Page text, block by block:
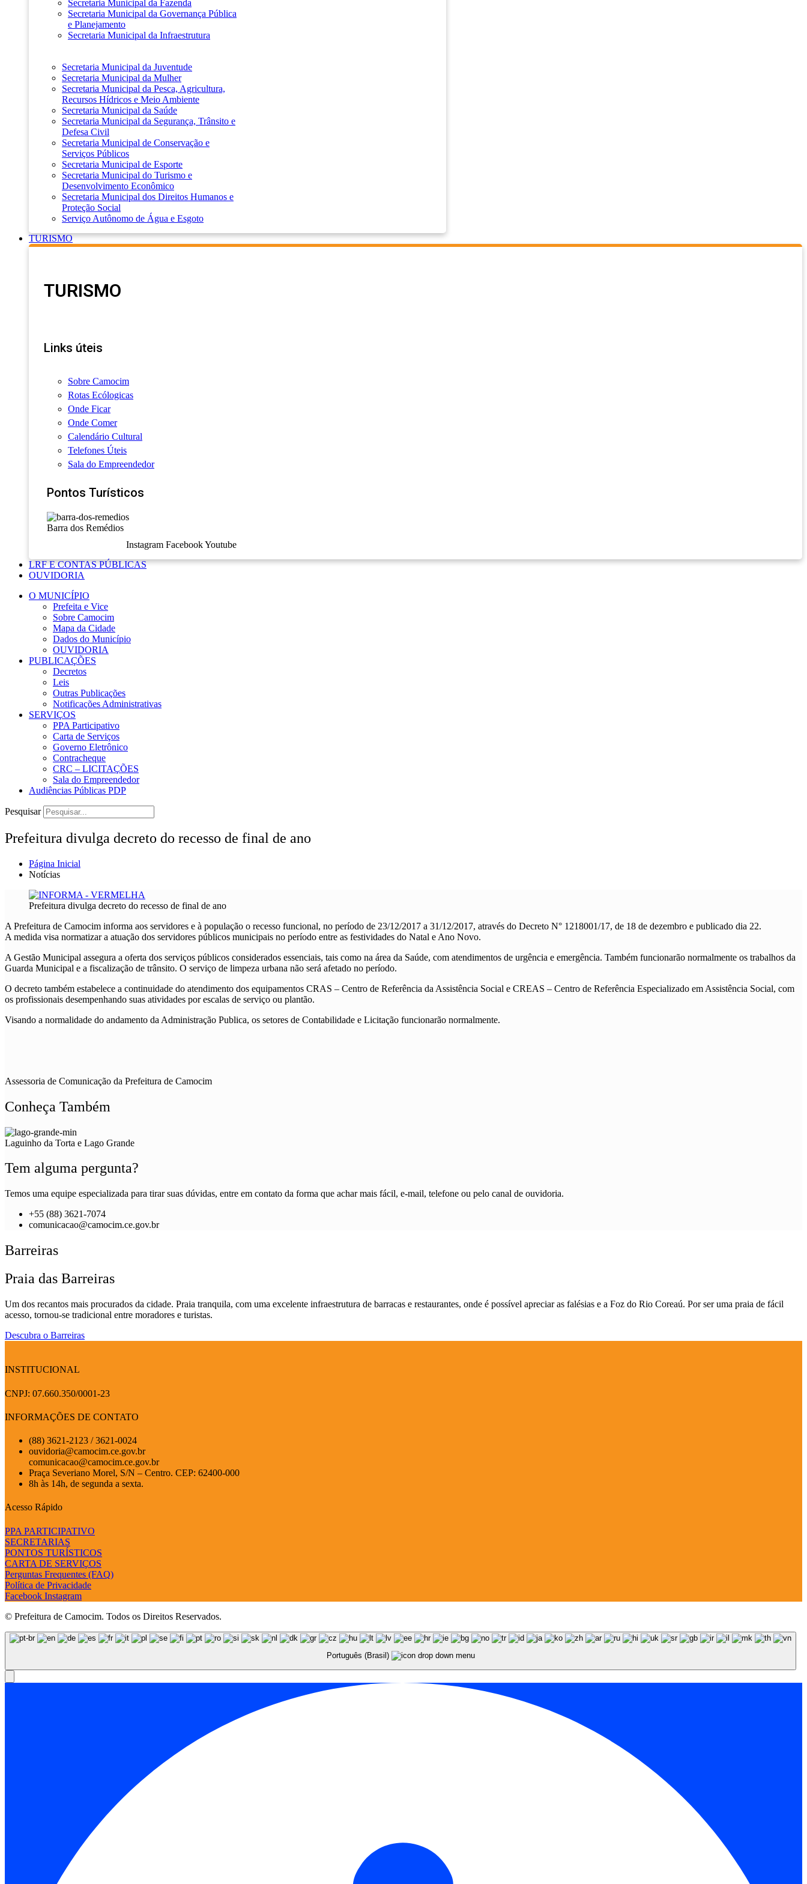
Secretaria Municipal da Fazenda
Secretaria Municipal da Governança Pública
e Planejamento
Secretaria Municipal da Infraestrutura
Secretaria Municipal da Juventude
Secretaria Municipal da Mulher
Secretaria Municipal da Pesca, Agricultura,
Recursos Hídricos e Meio Ambiente
Secretaria Municipal da Saúde
Secretaria Municipal da Segurança, Trânsito e
Defesa Civil
Secretaria Municipal de Conservação e
Serviços Públicos
Secretaria Municipal de Esporte
Secretaria Municipal do Turismo e
Desenvolvimento Econômico
Secretaria Municipal dos Direitos Humanos e
Proteção Social
Serviço Autônomo de Água e Esgoto
TURISMO
TURISMO
Links úteis
Sobre Camocim
Rotas Ecólogicas
Onde Ficar
Onde Comer
Calendário Cultural
Telefones Úteis
Sala do Empreendedor
Pontos Turísticos
Barra dos Remédios
Instagram FacebookYoutube
LRF E CONTAS PÚBLICAS
OUVIDORIA
O MUNICÍPIO
Prefeita e Vice
Sobre Camocim
Mapa da Cidade
Dados do Município
OUVIDORIA
PUBLICAÇÕES
Decretos
Leis
Outras Publicações
Notificações Administrativas
SERVIÇOS
PPA Participativo
Carta de Serviços
Governo Eletrônico
Contracheque
CRC – LICITAÇÕES
Sala do Empreendedor
Audiências Públicas PDP
Pesquisar
Prefeitura divulga decreto do recesso de final de ano
Página Inicial
Notícias
Prefeitura divulga decreto do recesso de final de ano
A Prefeitura de Camocim informa aos servidores e à população o recesso funcional, no período de 23/12/2017 a 31/12/2017, através do Decreto N° 1218001/17, de 18 de dezembro e publicado dia 22.
A medida visa normatizar a atuação dos servidores públicos municipais no período entre as festividades do Natal e Ano Novo.
A Gestão Municipal assegura a oferta dos serviços públicos considerados essenciais, tais como na área da Saúde, com atendimentos de urgência e emergência. Também funcionarão normalmente os trabalhos da
Guarda Municipal e a fiscalização de trânsito. O serviço de limpeza urbana não será afetado no período.
O decreto também estabelece a continuidade do atendimento dos equipamentos CRAS – Centro de Referência da Assistência Social e CREAS – Centro de Referência Especializado em Assistência Social, com
os profissionais desempenhando suas atividades por escalas de serviço ou plantão.
Visando a normalidade do andamento da Administração Publica, os setores de Contabilidade e Licitação funcionarão normalmente.
Assessoria de Comunicação da Prefeitura de Camocim
Conheça Também
Laguinho da Torta e Lago Grande
Tem alguma pergunta?
Temos uma equipe especializada para tirar suas dúvidas, entre em contato da forma que achar mais fácil, e-mail, telefone ou pelo canal de ouvidoria.
+55 (88) 3621-7074
comunicacao@camocim.ce.gov.br
Barreiras
Praia das Barreiras
Um dos recantos mais procurados da cidade. Praia tranquila, com uma excelente infraestrutura de barracas e restaurantes, onde é possível apreciar as falésias e a Foz do Rio Coreaú. Por ser uma praia de fácil
acesso, tornou-se tradicional entre moradores e turistas.
Descubra o Barreiras
INSTITUCIONAL
CNPJ: 07.660.350/0001-23
INFORMAÇÕES DE CONTATO
(88) 3621-2123 / 3621-0024
ouvidoria@camocim.ce.gov.br
comunicacao@camocim.ce.gov.br
Praça Severiano Morel, S/N – Centro. CEP: 62400-000
8h às 14h, de segunda a sexta.
Acesso Rápido
PPA PARTICIPATIVO
SECRETARIAS
PONTOS TURÍSTICOS
CARTA DE SERVIÇOS
Perguntas Frequentes (FAQ)
Política de Privacidade
Facebook Instagram
© Prefeitura de Camocim. Todos os Direitos Reservados.
Português (Brasil)